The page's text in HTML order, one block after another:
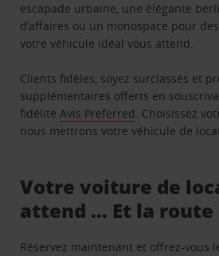
escapade urbaine, une élégante
d’affaires ou un monospace pour
votre véhicule idéal vous attend.
Clients fidèles, soyez surclassés et
supplémentaires offerts en
fidélitéAvis Preferred. Choisissez
nous mettrons votre véhicule de
Votre voiture de
attend … Et la
Réservez maintenant et offrez-vous